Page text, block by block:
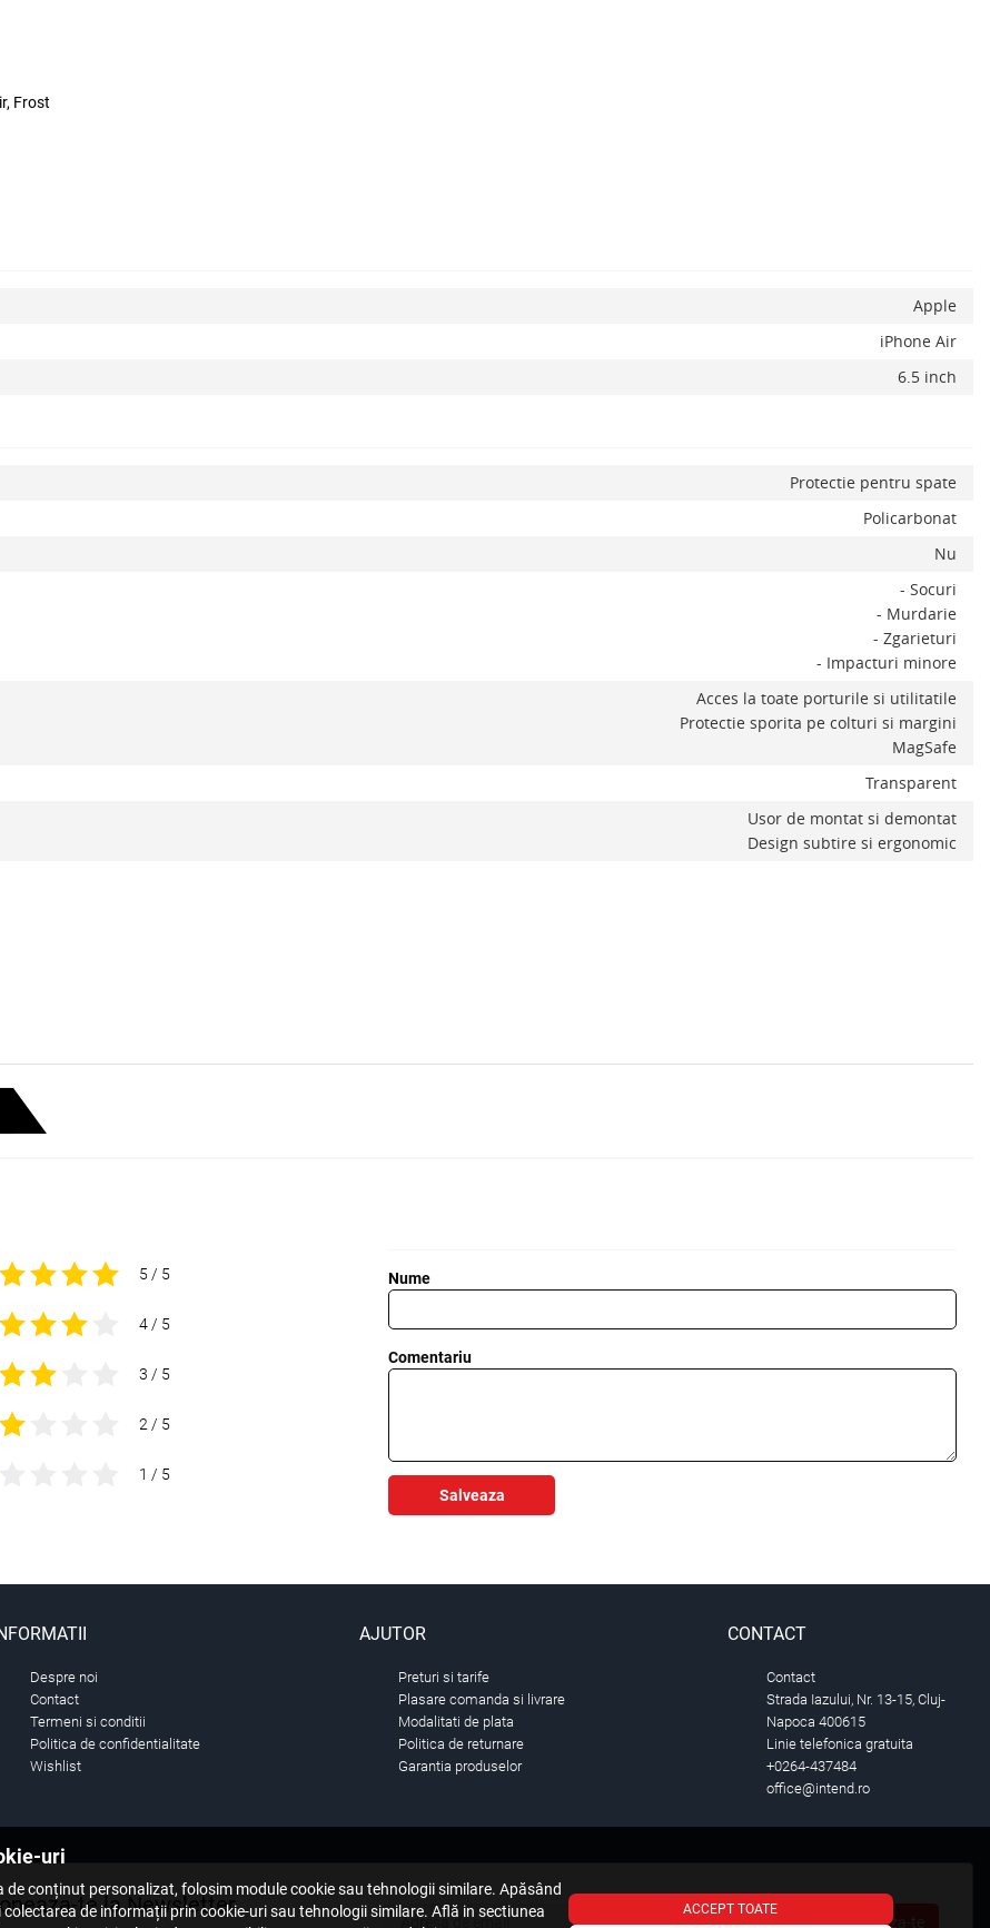
Frost
Apple
iPhone Air
6.5 inch
Protectie pentru spate
Policarbonat
Nu
- Socuri
- Murdarie
- Zgarieturi
- Impacturi minore
Acces la toate porturile si utilitatile
Protectie sporita pe colturi si margini
MagSafe
Transparent
Usor de montat si demontat
Design subtire si ergonomic
5 / 5
4 / 5
3 / 5
2 / 5
1 / 5
Nume
Comentariu
Salveaza
ADAUGA IN COS
Despre noi
Contact
Termeni si conditii
Politica de confidentialitate
Wishlist
AJUTOR
Preturi si tarife
Plasare comanda si livrare
Modalitati de plata
Politica de returnare
Garantia produselor
CONTACT
Contact
Strada Iazului, Nr. 13-15, Cluj-
Napoca 400615
Linie telefonica gratuita
+0264-437484
office@intend.ro
te la Newsletter
Aboneaza-te
uri
conținut personalizat, folosim module cookie sau tehnologii similare. Apăsând
de informații prin cookie-uri sau tehnologii similare. Află in sectiunea
ACCEPT TOATE